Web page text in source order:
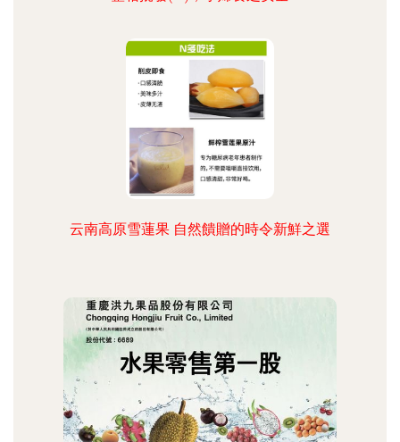
云南高原雪蓮果 自然饋贈的時令新鮮之選